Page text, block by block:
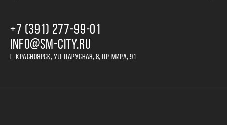
+7 (391) 277‒99‒01
INFO@SM-CITY.RU
Г. КРАСНОЯРСК, УЛ. ПАРУСНАЯ, 8, ПР. МИРА, 91